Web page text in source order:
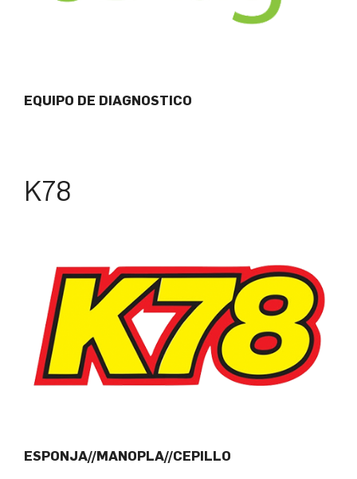
EQUIPO DE DIAGNOSTICO
K78
ESPONJA//MANOPLA//CEPILLO